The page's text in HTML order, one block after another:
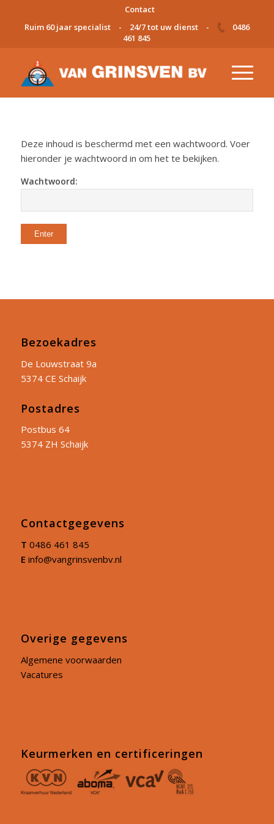
Contact
Ruim 60 jaar specialist
- 24/7 tot uw dienst -
0486
461 845
Deze inhoud is beschermd met een wachtwoord. Voer
hieronder je wachtwoord in om het te bekijken.
Wachtwoord:
Bezoekadres
De Louwstraat 9a
5374 CE Schaijk
Postadres
Postbus 64
5374 ZH Schaijk
Contactgegevens
T 0486 461 845
E info@vangrinsvenbv.nl
Overige gegevens
Algemene voorwaarden
Vacatures
Keurmerken en certificeringen